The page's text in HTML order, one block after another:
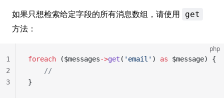
如果只想检索给定字段的所有消息数组，请使用 get
方法：
php
foreach ($messages->get ( 'email' ) as $message) {
    //
}
1
2
3